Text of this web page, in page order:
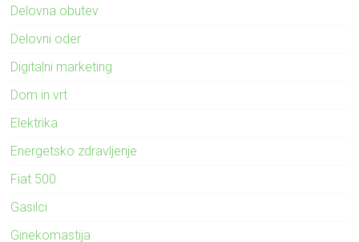
Delovna obutev
Delovni oder
Digitalni marketing
Dom in vrt
Elektrika
Energetsko zdravljenje
Fiat 500
Gasilci
Ginekomastija